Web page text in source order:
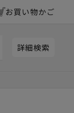
お買い物かご
詳細検索